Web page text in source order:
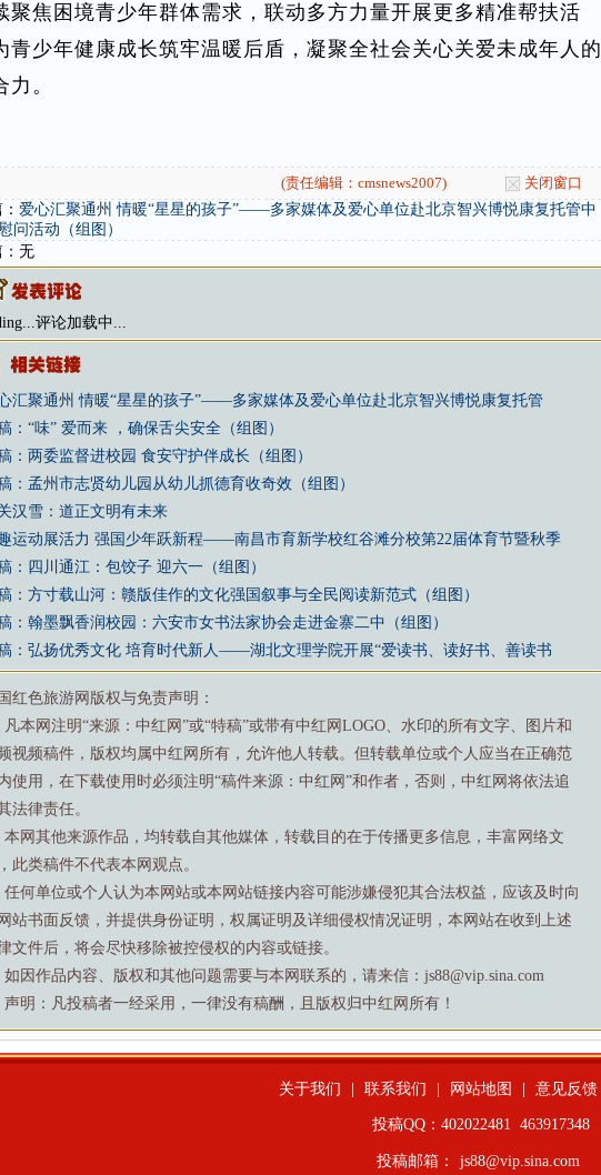
聚焦困境青少年群体需求，联动多方力量开展更多精准帮扶活
青少年健康成长筑牢温暖后盾，凝聚全社会关心关爱未成年人的
。
(责任编辑：cmsnews2007)
关闭窗口
爱心汇聚通州 情暖“星星的孩子”——多家媒体及爱心单位赴北京智兴博悦康复托管中
问活动（组图）
：无
评论加载中...
汇聚通州 情暖“星星的孩子”——多家媒体及爱心单位赴北京智兴博悦康复托管
：“味” 爱而来 ，确保舌尖安全（组图）
：两委监督进校园 食安守护伴成长（组图）
：孟州市志贤幼儿园从幼儿抓德育收奇效（组图）
汉雪：道正文明有未来
运动展活力 强国少年跃新程——南昌市育新学校红谷滩分校第22届体育节暨秋季
：四川通江：包饺子 迎六一（组图）
：方寸载山河：赣版佳作的文化强国叙事与全民阅读新范式（组图）
：翰墨飘香润校园：六安市女书法家协会走进金寨二中（组图）
：弘扬优秀文化 培育时代新人——湖北文理学院开展“爱读书、读好书、善读书
红色旅游网版权与免责声明：
凡本网注明“来源：中红网”或“特稿”或带有中红网LOGO、水印的所有文字、图片和
视频稿件，版权均属中红网所有，允许他人转载。但转载单位或个人应当在正确范
使用，在下载使用时必须注明“稿件来源：中红网”和作者，否则，中红网将依法追
法律责任。
本网其他来源作品，均转载自其他媒体，转载目的在于传播更多信息，丰富网络文
此类稿件不代表本网观点。
任何单位或个人认为本网站或本网站链接内容可能涉嫌侵犯其合法权益，应该及时向
站书面反馈，并提供身份证明，权属证明及详细侵权情况证明，本网站在收到上述
文件后，将会尽快移除被控侵权的内容或链接。
如因作品内容、版权和其他问题需要与本网联系的，请来信：js88@vip.sina.com
声明：凡投稿者一经采用，一律没有稿酬，且版权归中红网所有！
关于我们 联系我们 网站地图 意见反馈
投稿QQ：402022481 463917348
投稿邮箱： js88@vip.sina.com